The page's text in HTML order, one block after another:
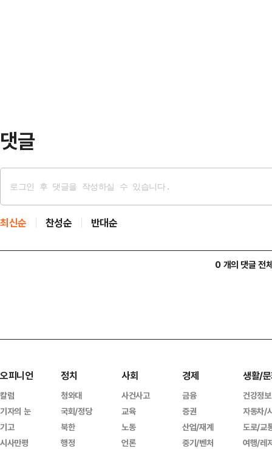
댓글
최신순 찬성순 반대순
0 개의 댓글 전
오피니언
칼럼
기자의 눈
기고
시사만평
정치
청와대
국회/정당
북한
행정
사회
사건사고
교육
노동
언론
경제
금융
증권
산업/재계
중기/벤처
생활/
건강정보
자동차/
도로/교
여행/레